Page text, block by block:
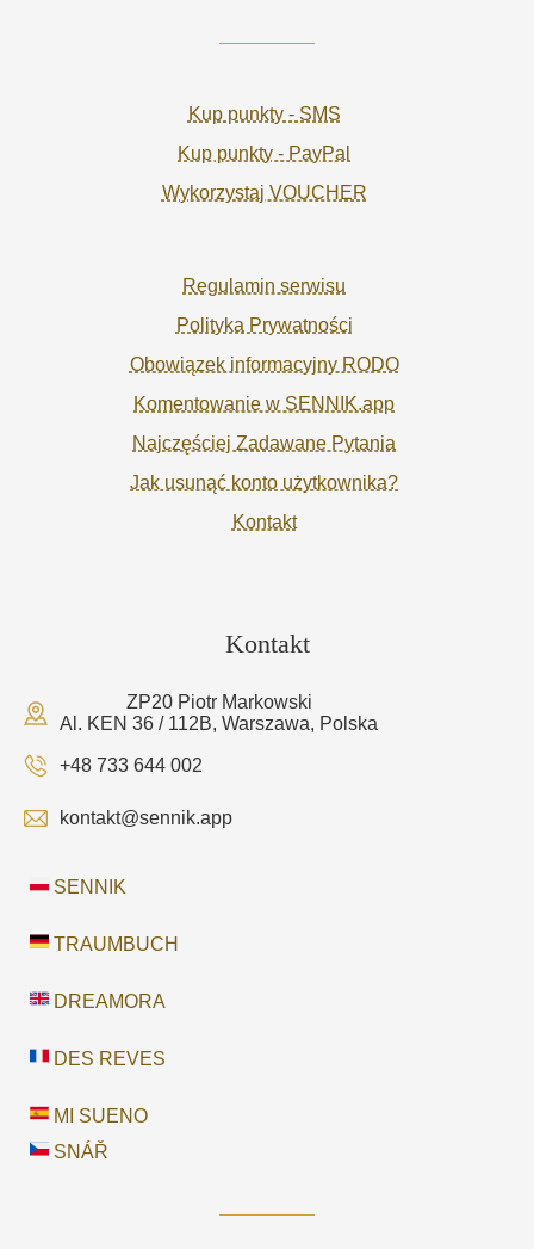
Kup punkty - SMS
Kup punkty - PayPal
Wykorzystaj VOUCHER
Regulamin serwisu
Polityka Prywatności
Obowiązek informacyjny RODO
Komentowanie w SENNIK.app
Najczęściej Zadawane Pytania
Jak usunąć konto użytkownika?
Kontakt
Kontakt
ZP20 Piotr Markowski
Al. KEN 36 / 112B, Warszawa, Polska
+48 733 644 002
kontakt@sennik.app
SENNIK
TRAUMBUCH
DREAMORA
DES REVES
MI SUENO
SNÁŘ